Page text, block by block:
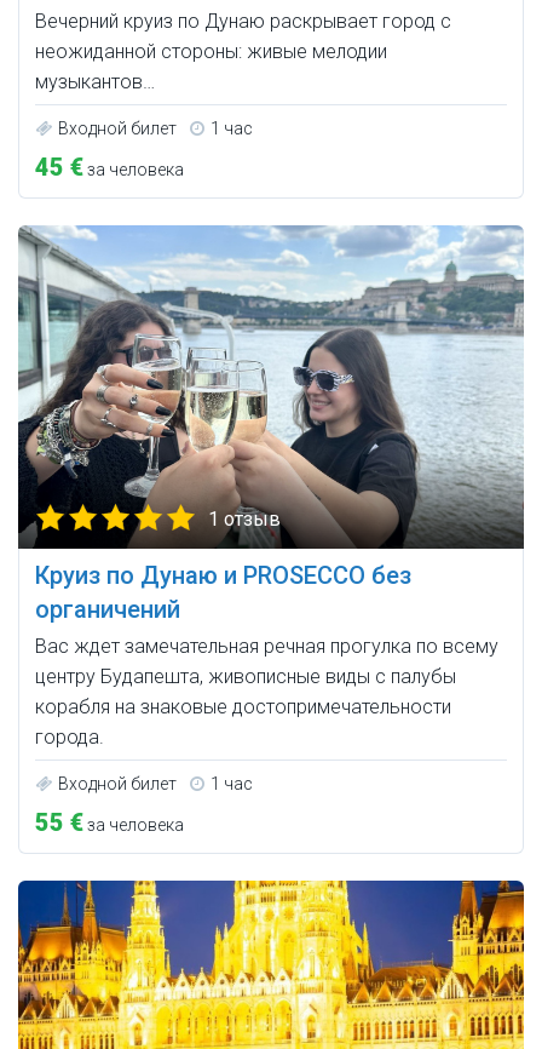
Вечерний круиз по Дунаю раскрывает город с
неожиданной стороны: живые мелодии
музыкантов…
Входной билет 1 час
45 €за человека
1 отзыв
Круиз по Дунаю и PROSECCO без
органичений
Вас ждет замечательная речная прогулка по всему
центру Будапешта, живописные виды с палубы
корабля на знаковые достопримечательности
города.
Входной билет 1 час
55 €за человека